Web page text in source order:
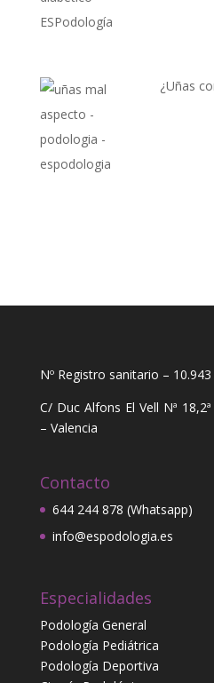
¿Uñas
Nº Registro sanitario – 10.943
C/ Duc Alfons El Vell Nª
– Valencia
Contacto
644 244 878 (Whatsapp)
info@espodologia.es
Especialidades
Podología General
Podología Pediátrica
Podología Deportiva